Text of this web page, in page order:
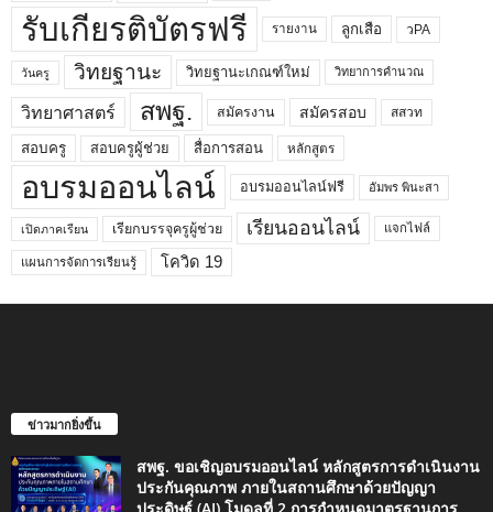
รับเกียรติบัตรฟรี รายงาน ลูกเสือ วPA
วันครู วิทยฐานะ วิทยฐานะเกณฑ์ใหม่ วิทยาการคำนวณ
วิทยาศาสตร์ สพฐ. สมัครงาน สมัครสอบ สสวท
สอบครู สอบครูผู้ช่วย สื่อการสอน หลักสูตร
อบรมออนไลน์ อบรมออนไลน์ฟรี อัมพร พินะสา
เปิดภาคเรียน เรียกบรรจุครูผู้ช่วย เรียนออนไลน์ แจกไฟล์
แผนการจัดการเรียนรู้ โควิด 19
ข่าวมากยิ่งขึ้น
สพฐ. ขอเชิญอบรมออนไลน์ หลักสูตรการดำเนินงาน
ประกันคุณภาพ ภายในสถานศึกษาด้วยปัญญา